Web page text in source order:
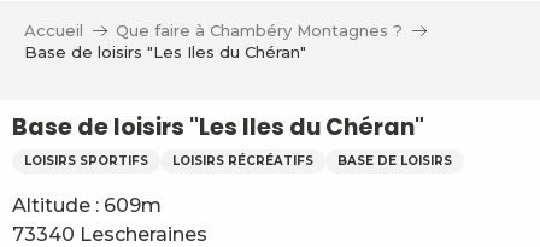
Accueil
Que faire à Chambéry Montagnes ?
Base de loisirs "Les Iles du Chéran"
Base de loisirs "Les Iles du Chéran"
LOISIRS SPORTIFS LOISIRS RÉCRÉATIFS BASE DE LOISIRS
Altitude : 609m
73340 Lescheraines